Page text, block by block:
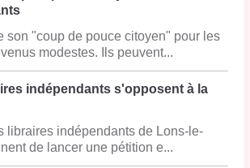
son "coup de pouce citoyen" pour les
modestes. Ils peuvent...
indépendants s'opposent à la
libraires indépendants de Lons-le-
de lancer une pétition e...